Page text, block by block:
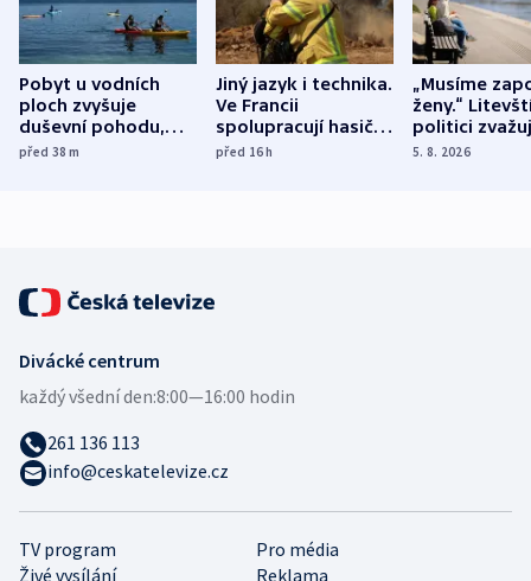
Pobyt u vodních
ploch zvyšuje
duševní pohodu,
ukázala
před 38m
Jiný jazyk i technika.
Ve Francii
spolupracují hasiči z
různých zemí
před 16h
„Musíme
ženy.“
politici
dohodu o
5. 8. 2026
TV program
Pro média
Živé vysílání
Reklama
Divácké centrum
každý všední den:8:00—16:00 hodin
261 136 113
info@ceskatelevize.cz